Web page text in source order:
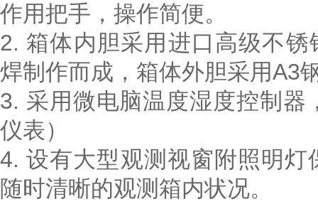
作用把手，操作简便。
2. 箱体内胆采用进口高级不
焊制作而成，箱体外胆采用A3
3. 采用微电脑温度湿度控制器
仪表）
4. 设有大型观测视窗附照明
随时清晰的观测箱内状况。